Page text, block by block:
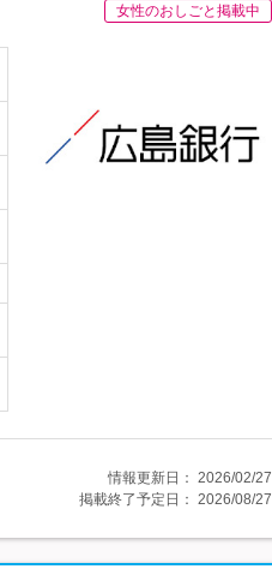
女性のおしごと掲載中
情報更新日： 2026/02/27
掲載終了予定日： 2026/08/27